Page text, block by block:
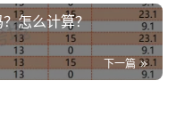
怎么计算？
下一篇